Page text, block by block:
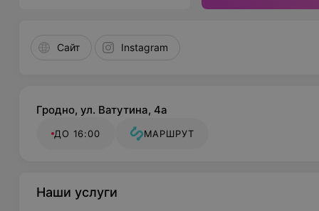
Сайт Instagram
Гродно, ул. Ватутина, 4а
ДО 16:00 МАРШРУТ
Наши услуги